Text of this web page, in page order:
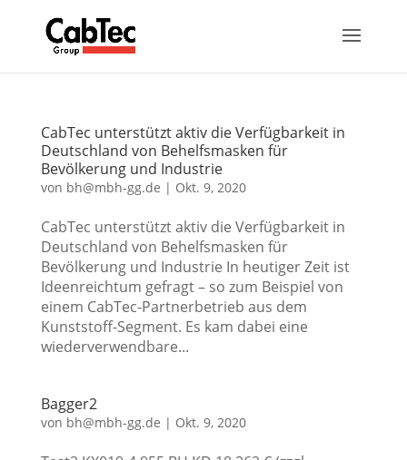
CabTec unterstützt aktiv die Verfügbarkeit in
Deutschland von Behelfsmasken für
Bevölkerung und Industrie
von bh@mbh-gg.de | Okt. 9, 2020
CabTec unterstützt aktiv die Verfügbarkeit in
Deutschland von Behelfsmasken für
Bevölkerung und Industrie In heutiger Zeit ist
Ideenreichtum gefragt – so zum Beispiel von
einem CabTec-Partnerbetrieb aus dem
Kunststoff-Segment. Es kam dabei eine
wiederverwendbare...
Bagger2
von bh@mbh-gg.de | Okt. 9, 2020